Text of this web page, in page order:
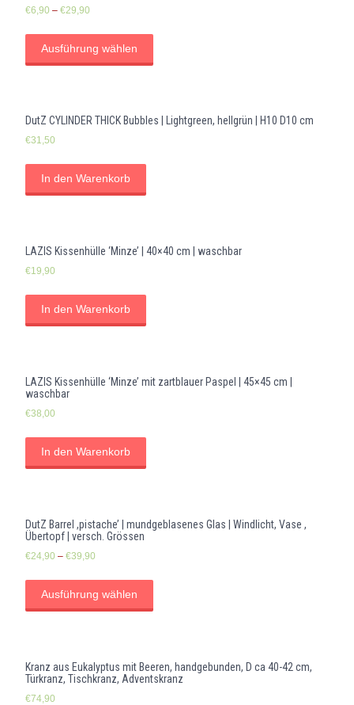
€6,90 – €29,90
Ausführung wählen
DutZ CYLINDER THICK Bubbles | Lightgreen, hellgrün | H10 D10 cm
€31,50
In den Warenkorb
LAZIS Kissenhülle ‘Minze’ | 40×40 cm | waschbar
€19,90
In den Warenkorb
LAZIS Kissenhülle ‘Minze’ mit zartblauer Paspel | 45×45 cm |
waschbar
€38,00
In den Warenkorb
DutZ Barrel ,pistache’ | mundgeblasenes Glas | Windlicht, Vase ,
Übertopf | versch. Grössen
€24,90 – €39,90
Ausführung wählen
Kranz aus Eukalyptus mit Beeren, handgebunden, D ca 40-42 cm,
Türkranz, Tischkranz, Adventskranz
€74,90